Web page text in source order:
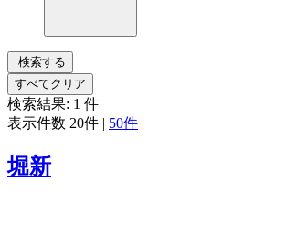
検索する
すべてクリア
検索結果: 1 件
表示件数 20件 | 50件
堀新